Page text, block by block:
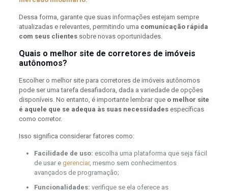
Dessa forma, garante que suas informações estejam sempre
atualizadas e relevantes, permitindo uma comunicação rápida
com seus clientessobre novas oportunidades.
Quais o melhor site de corretores de imóveis
autônomos?
Escolher o melhor site para corretores de imóveis autônomos
pode ser uma tarefa desafiadora, dada a variedade de opções
disponíveis. No entanto, é importante lembrar que o melhor site
é aquele que se adequa às suas necessidadesespecíficas
como corretor.
Isso significa considerar fatores como:
Facilidade de uso: escolha uma plataforma que seja fácil
de usar egerenciar, mesmo sem conhecimentos
avançados de programação;
Funcionalidades: verifique se ela oferece as